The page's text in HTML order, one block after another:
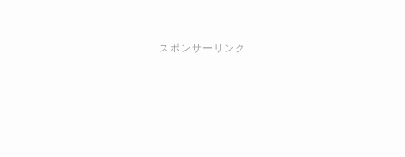
スポンサーリンク